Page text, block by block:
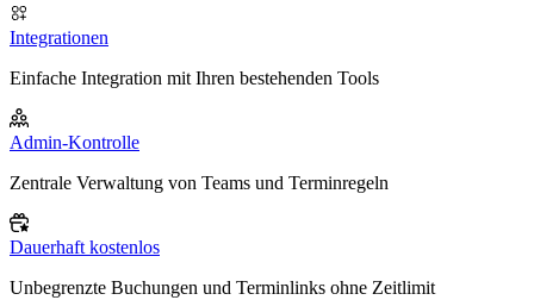
Integrationen
Einfache Integration mit Ihren bestehenden Tools
Admin-Kontrolle
Zentrale Verwaltung von Teams und Terminregeln
Dauerhaft kostenlos
Unbegrenzte Buchungen und Terminlinks ohne Zeitlimit